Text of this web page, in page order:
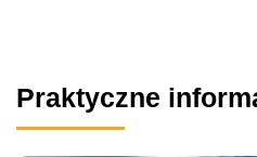
Praktyczne